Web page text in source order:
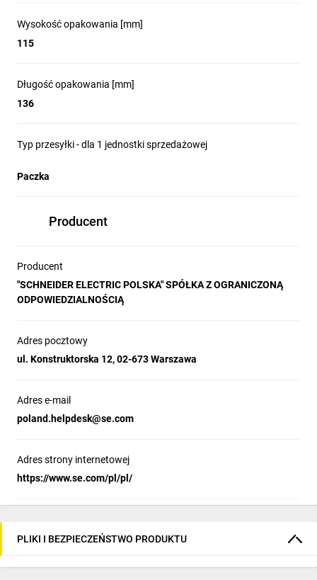
Wysokość opakowania [mm]
115
Długość opakowania [mm]
136
Typ przesyłki - dla 1 jednostki sprzedażowej
Paczka
Producent
Producent
"SCHNEIDER ELECTRIC POLSKA" SPÓŁKA Z OGRANICZONĄ
ODPOWIEDZIALNOŚCIĄ
Adres pocztowy
ul. Konstruktorska 12, 02-673 Warszawa
Adres e-mail
poland.helpdesk@se.com
Adres strony internetowej
https://www.se.com/pl/pl/
PLIKI I BEZPIECZEŃSTWO PRODUKTU